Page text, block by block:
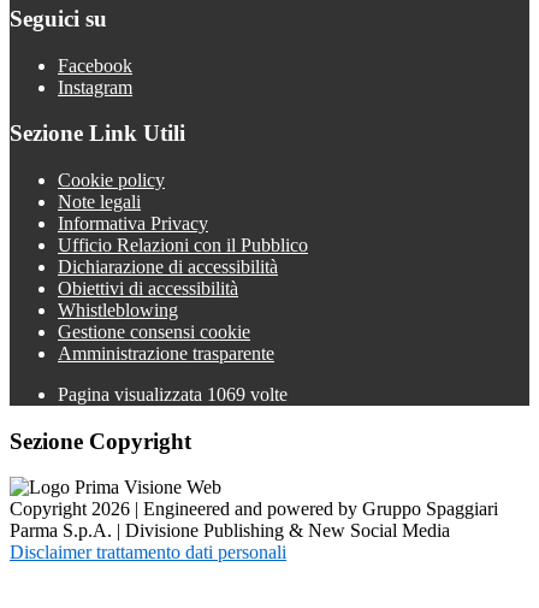
Seguici su
Facebook
Instagram
Sezione Link Utili
Cookie policy
Note legali
Informativa Privacy
Ufficio Relazioni con il Pubblico
Dichiarazione di accessibilità
Obiettivi di accessibilità
Whistleblowing
Gestione consensi cookie
Amministrazione trasparente
Pagina visualizzata 1069 volte
Sezione Copyright
Copyright 2026 | Engineered and powered by Gruppo Spaggiari
Parma S.p.A. | Divisione Publishing & New Social Media
Disclaimer trattamento dati personali